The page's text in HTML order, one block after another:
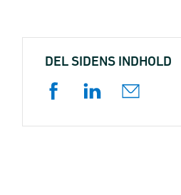
DEL SIDENS INDHOLD